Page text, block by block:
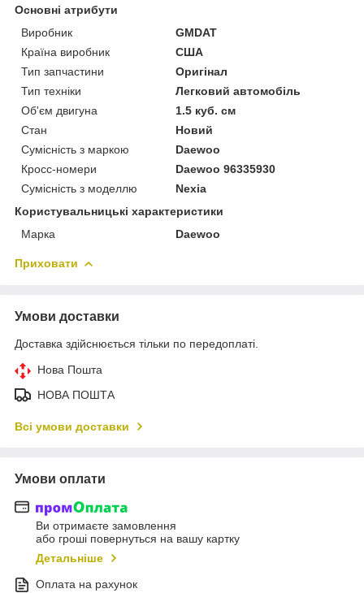
Основні атрибути
Виробник
GMDAT
Країна виробник
США
Тип запчастини
Оригінал
Тип техніки
Легковий автомобіль
Об'єм двигуна
1.5 куб. см
Стан
Новий
Сумісність з маркою
Daewoo
Кросс-номери
Daewoo 96335930
Сумісність з моделлю
Nexia
Користувальницькі характеристики
Марка
Daewoo
Приховати
Умови доставки
Доставка здійснюється тільки по передоплаті.
Нова Пошта
НОВА ПОШТА
Всі умови доставки
Умови оплати
Ви отримаєте замовлення
або гроші повернуться на вашу картку
Детальніше
Оплата на рахунок